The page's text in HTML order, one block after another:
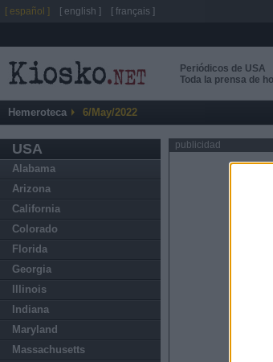
Periódicos de USA
Toda la prensa de
Hemeroteca 6/May/2022
USA
Alabama
Arizona
California
Colorado
Florida
Georgia
Illinois
Indiana
Maryland
Massachusetts
publicidad
[ español ] [ english ] [ français ]